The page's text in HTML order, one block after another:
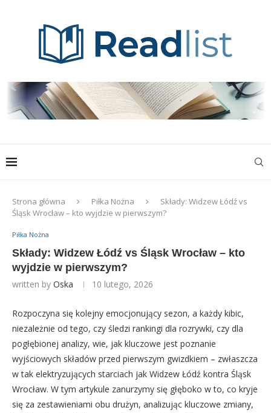
Strona główna Piłka Nożna
Składy: Widzew Łódź vs
Śląsk Wrocław – kto wyjdzie w pierwszym?
Piłka Nożna
Składy: Widzew Łódź vs Śląsk Wrocław – kto
wyjdzie w pierwszym?
written by Oska 10 lutego, 2026
Rozpoczyna się kolejny emocjonujący sezon, a każdy kibic,
niezależnie od tego, czy śledzi rankingi dla rozrywki, czy dla
pogłębionej analizy, wie, jak kluczowe jest poznanie
wyjściowych składów przed pierwszym gwizdkiem – zwłaszcza
w tak elektryzujących starciach jak Widzew Łódź kontra Śląsk
Wrocław. W tym artykule zanurzymy się głęboko w to, co kryje
się za zestawieniami obu drużyn, analizując kluczowe zmiany,